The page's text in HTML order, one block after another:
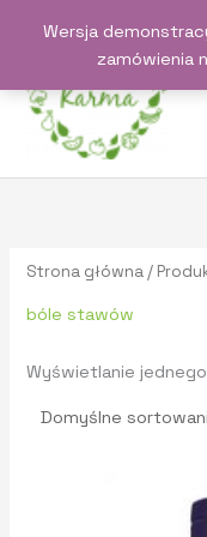
Wersja
zamówienia
Strona główna /
bóle stawów
Wyświetlanie